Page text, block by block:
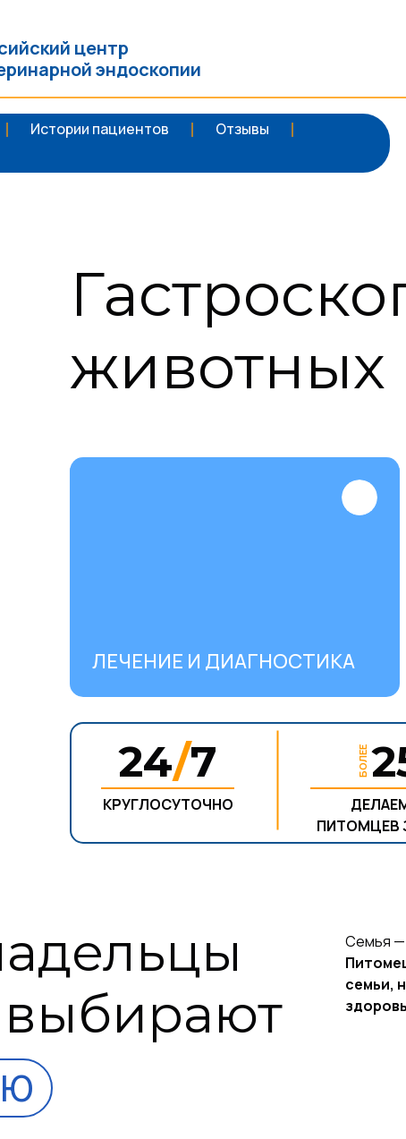
центр
эндоскопии
Истории пациентов
Отзывы
ЛЕЧЕНИЕ И ДИАГНОСТИКА
животных
24/7
КРУГЛОСУТОЧНО
БОЛЕЕ
ПИТОМЦЕВ
Семья —
семьи,